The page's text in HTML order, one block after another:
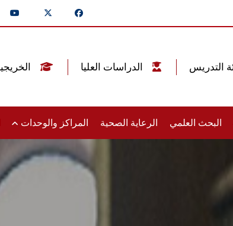
البحث العلمي الرعاية الصحية المراكز والوحدات